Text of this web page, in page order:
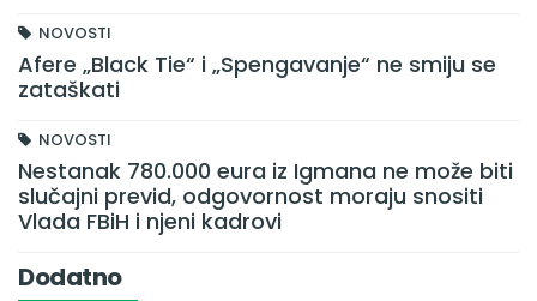
NOVOSTI
Afere „Black Tie“ i „Spengavanje“ ne smiju se
zataškati
NOVOSTI
Nestanak 780.000 eura iz Igmana ne može biti
slučajni previd, odgovornost moraju snositi
Vlada FBiH i njeni kadrovi
Dodatno